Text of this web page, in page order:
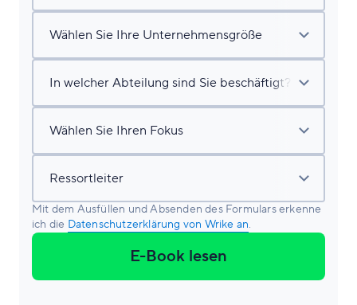
Mit dem Ausfüllen und Absenden des Formulars erkenne
ich die Datenschutzerklärung von Wrike an.
E-Book lesen